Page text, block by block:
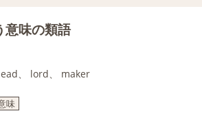
意味の類語
、 lord、 maker
味